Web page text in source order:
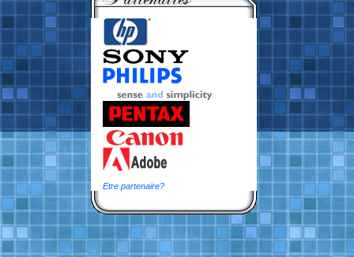
Etre partenaire?